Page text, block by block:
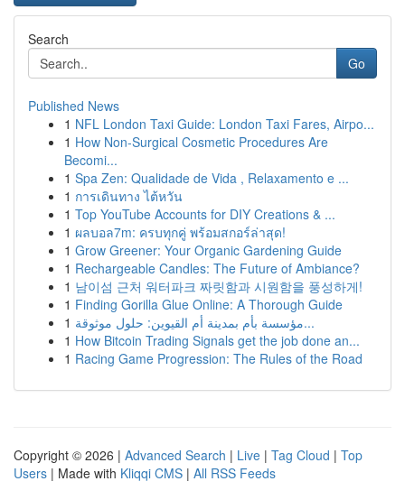
Search
Go
Published News
1 NFL London Taxi Guide: London Taxi Fares, Airpo...
1 How Non-Surgical Cosmetic Procedures Are
Becomi...
1 Spa Zen: Qualidade de Vida , Relaxamento e ...
1 การเดินทาง ไต้หวัน
1 Top YouTube Accounts for DIY Creations & ...
1 ผลบอล7m: ครบทุกคู่ พร้อมสกอร์ล่าสุด!
1 Grow Greener: Your Organic Gardening Guide
1 Rechargeable Candles: The Future of Ambiance?
1 남이섬 근처 워터파크 짜릿함과 시원함을 풍성하게!
1 Finding Gorilla Glue Online: A Thorough Guide
1
مؤسسة بأم بمدينة أم القيوين: حلول موثوقة...
1 How Bitcoin Trading Signals get the job done an...
1 Racing Game Progression: The Rules of the Road
Copyright © 2026 | Advanced Search | Live | Tag Cloud | Top
Users | Made with Kliqqi CMS | All RSS Feeds